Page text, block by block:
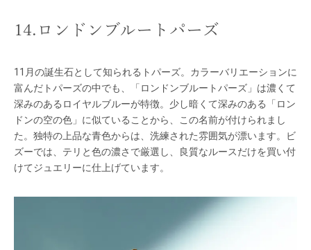
14.ロンドンブルートパーズ
11月の誕生石として知られるトパーズ。カラーバリエーションに
富んだトパーズの中でも、「ロンドンブルートパーズ」は濃くて
深みのあるロイヤルブルーが特徴。少し暗くて深みのある「ロン
ドンの空の色」に似ていることから、この名前が付けられまし
た。独特の上品な青色からは、洗練された雰囲気が漂います。ビ
ズーでは、テリと色の濃さで厳選し、良質なルースだけを買い付
けてジュエリーに仕上げています。